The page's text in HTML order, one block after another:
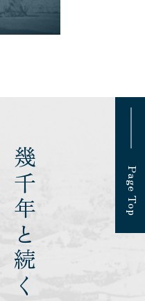
幾千年と続く Page Top